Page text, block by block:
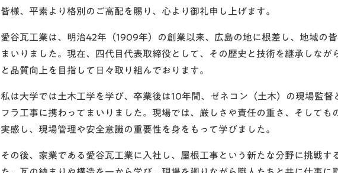
皆様、平素より格別のご高配を賜り、心より御礼申し上げます。
愛谷瓦工業は、明治42年（1909年）の創業以来、広島の地に根差し、地域の
まいりました。現在、四代目代表取締役として、その歴史と技術を継承しなが
と品質向上を目指して日々取り組んでおります。
私は大学では土木工学を学び、卒業後は10年間、ゼネコン（土木）の現場監
フラ工事に携わってまいりました。現場では、厳しさや責任の重さ、そしても
実感し、現場管理や安全意識の重要性を身をもって学びました。
その後、家業である愛谷瓦工業に入社し、屋根工事という新たな分野に挑戦す